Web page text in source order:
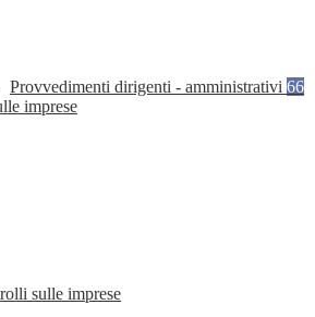
Provvedimenti dirigenti - amministrativi 66
imprese
sulle imprese